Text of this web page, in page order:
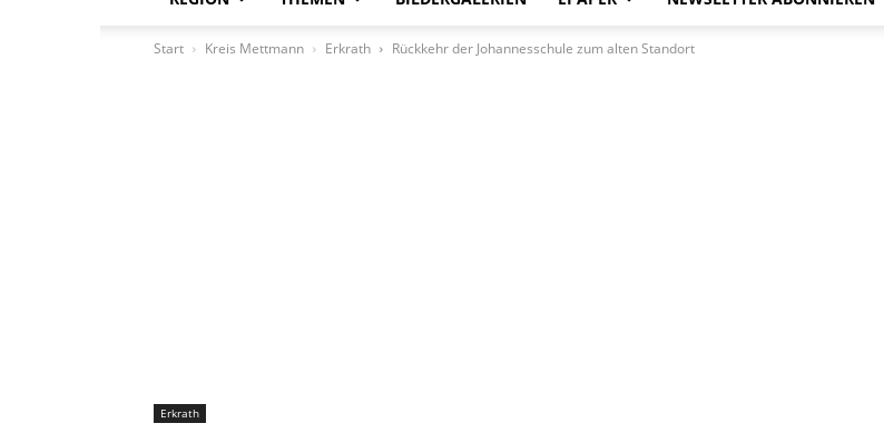
Start Kreis Mettmann Erkrath Rückkehr der Johannesschule zum alten Standort
Erkrath